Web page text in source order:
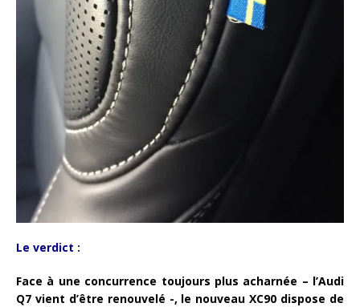
Le verdict :
Face à une concurrence toujours plus acharnée – l’Audi
Q7 vient d’être renouvelé -, le nouveau XC90 dispose de